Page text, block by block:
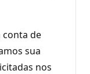
conta de
sua
nos